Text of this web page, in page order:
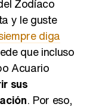
y le guste
diga
que incluso
Acuario
sus
. Por eso,